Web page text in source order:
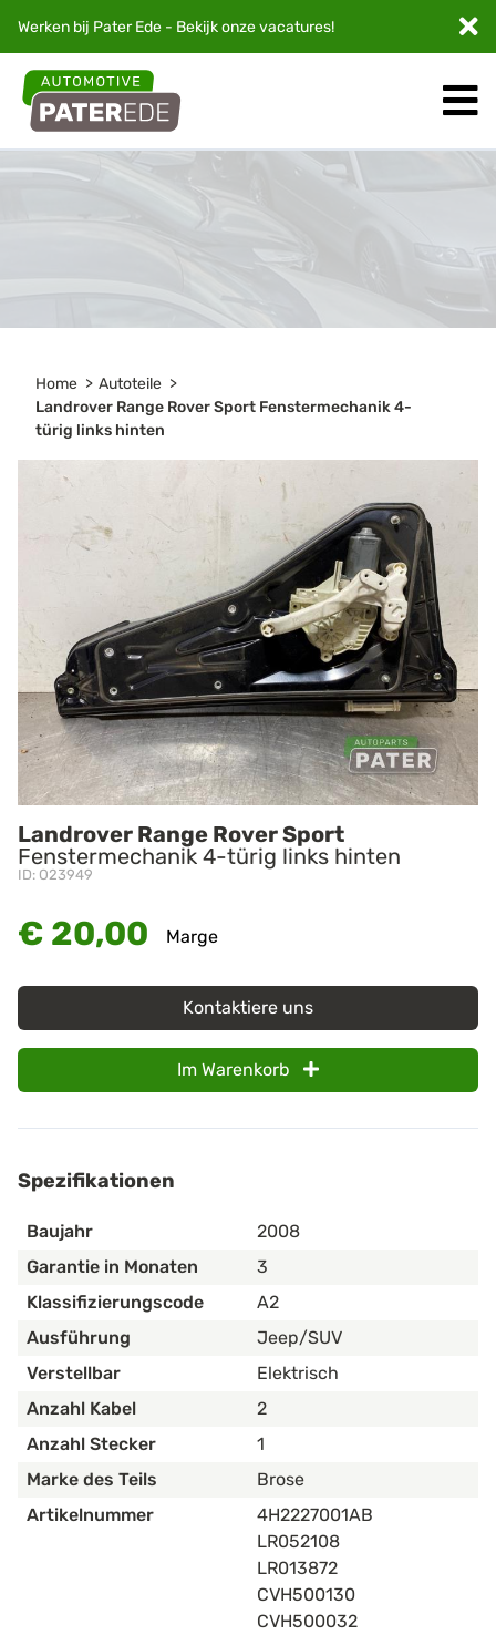
Werken bij Pater Ede - Bekijk onzevacatures!
Home
Autoteile
Landrover Range Rover Sport Fenstermechanik 4-
türig links hinten
Landrover Range Rover Sport
Fenstermechanik 4-türig links hinten
ID: O23949
€ 20,00 Marge
Kontaktiere uns
Im Warenkorb
Spezifikationen
Baujahr
2008
Garantie in Monaten
3
Klassifizierungscode
A2
Ausführung
Jeep/SUV
Verstellbar
Elektrisch
Anzahl Kabel
2
Anzahl Stecker
1
Marke des Teils
Brose
Artikelnummer
4H2227001AB
LR052108
LR013872
CVH500130
CVH500032